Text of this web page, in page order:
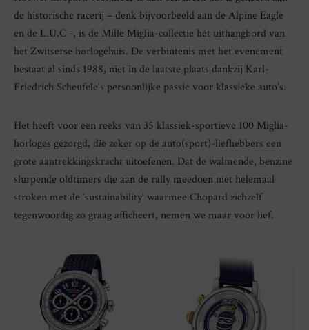
de historische racerij – denk bijvoorbeeld aan de Alpine Eagle
en de L.U.C -, is de Mille Miglia-collectie hét uithangbord van
het Zwitserse horlogehuis. De verbintenis met het evenement
bestaat al sinds 1988, niet in de laatste plaats dankzij Karl-
Friedrich Scheufele’s persoonlijke passie voor klassieke auto’s.
Het heeft voor een reeks van 35 klassiek-sportieve 100 Miglia-
horloges gezorgd, die zeker op de auto(sport)-liefhebbers een
grote aantrekkingskracht uitoefenen. Dat de walmende, benzine
slurpende oldtimers die aan de rally meedoen niet helemaal
stroken met de ‘sustainability’ waarmee Chopard zichzelf
tegenwoordig zo graag afficheert, nemen we maar voor lief.